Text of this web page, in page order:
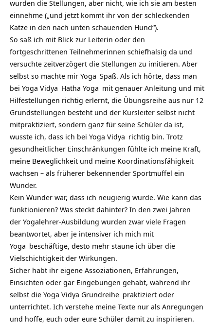
wurden die Stellungen, aber nicht, wie ich sie am besten
einnehme („und jetzt kommt ihr von der schleckenden
Katze in den nach unten schauenden Hund“).
So saß ich mit Blick zur Leiterin oder den
fortgeschrittenen Teilnehmerinnen schiefhalsig da und
versuchte zeitverzögert die Stellungen zu imitieren. Aber
selbst so machte mir Yoga Spaß. Als ich hörte, dass man
bei Yoga Vidya Hatha Yoga mit genauer Anleitung und mit
Hilfestellungen richtig erlernt, die Übungsreihe aus nur 12
Grundstellungen besteht und der Kursleiter selbst nicht
mitpraktiziert, sondern ganz für seine Schüler da ist,
wusste ich, dass ich bei Yoga Vidya richtig bin. Trotz
gesundheitlicher Einschränkungen fühlte ich meine Kraft,
meine Beweglichkeit und meine Koordinationsfähigkeit
wachsen – als früherer bekennender Sportmuffel ein
Wunder.
Kein Wunder war, dass ich neugierig wurde. Wie kann das
funktionieren? Was steckt dahinter? In den zwei Jahren
der Yogalehrer-Ausbildung wurden zwar viele Fragen
beantwortet, aber je intensiver ich mich mit
Yoga beschäftige, desto mehr staune ich über die
Vielschichtigkeit der Wirkungen.
Sicher habt ihr eigene Assoziationen, Erfahrungen,
Einsichten oder gar Eingebungen gehabt, während ihr
selbst die Yoga Vidya Grundreihe praktiziert oder
unterrichtet. Ich verstehe meine Texte nur als Anregungen
und hoffe, euch oder eure Schüler damit zu inspirieren.